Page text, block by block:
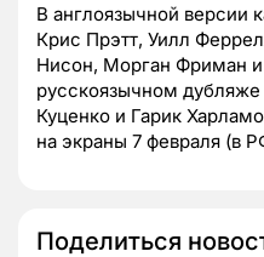
В англоязычной версии
Крис Прэтт, Уилл
Нисон, Морган Фриман
русскоязычном
Куценко и Гарик
на экраны 7 февраля (в
Поделиться